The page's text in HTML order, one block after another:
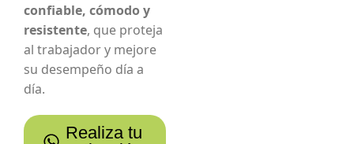
confiable, cómodo y
resistente, que proteja
al trabajador y mejore
su desempeño día a
día.
Realiza tu